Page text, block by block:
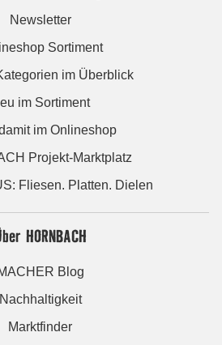
Newsletter
Sortiment
im Überblick
im Sortiment
im Onlineshop
Projekt-Marktplatz
Fliesen. Platten. Dielen
HORNBACH
Blog
Nachhaltigkeit
Marktfinder